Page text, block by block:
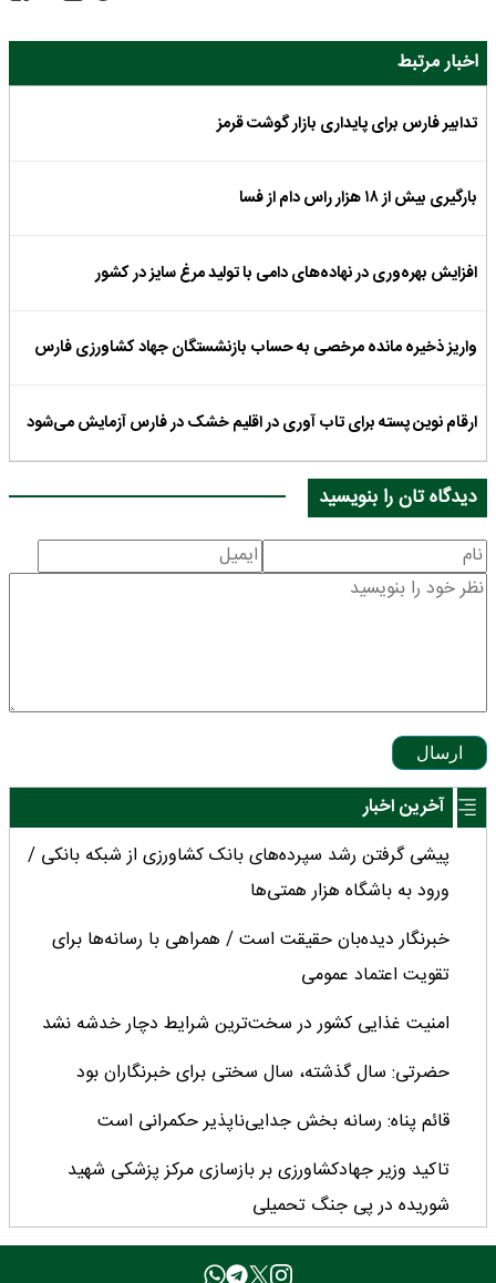
اخبار مرتبط
تدابیر فارس برای پایداری بازار گوشت قرمز
بارگیری بیش از ۱۸ هزار راس دام از فسا
افزایش بهره‌وری در نهاده‌های دامی با تولید مرغ سایز در کشور
واریز ذخیره مانده مرخصی به حساب بازنشستگان جهاد کشاورزی فارس
ارقام نوین پسته برای تاب آوری در اقلیم خشک در فارس آزمایش می‌شود
دیدگاه تان را بنویسید
ارسال
آخرین اخبار
پیشی گرفتن رشد سپرده‌های بانک کشاورزی از شبکه بانکی /
ورود به باشگاه هزار همتی‌ها
خبرنگار دیده‌بان حقیقت است / همراهی با رسانه‌ها برای
تقویت اعتماد عمومی
امنیت غذایی کشور در سخت‌ترین شرایط دچار خدشه نشد
حضرتی: سال گذشته، سال سختی برای خبرنگاران بود
قائم پناه: رسانه بخش جدایی‌ناپذیر حکمرانی است
تاکید وزیر جهادکشاورزی بر بازسازی مرکز پزشکی شهید
شوریده در پی جنگ تحمیلی
خبرنگاران در جنگ‌های اخیر، منزلت روایتگری را عیان کردند